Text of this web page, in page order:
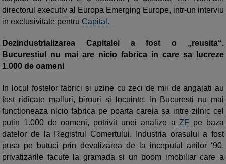
directorul executiv al Europa Emerging Europe, intr-un interviu
in exclusivitate pentru Capital.
Dezindustrializarea Capitalei a fost o „reusita“.
Bucurestiul nu mai are nicio fabrica in care sa lucreze
1.000 de oameni
In locul fostelor fabrici si uzine cu zeci de mii de angajati au
fost ridicate malluri, birouri si locuinte. In Bucuresti nu mai
func­tio­neaza nicio fabrica pe poarta careia sa intre zilnic cel
putin 1.000 de oameni, potrivit unei analize a ZF pe baza
datelor de la Registrul Comertului. Industria orasului a fost
pusa pe butuci prin devalizarea de la ince­putul anilor ‘90,
privatizarile facute la gra­mada si un boom imobiliar care a